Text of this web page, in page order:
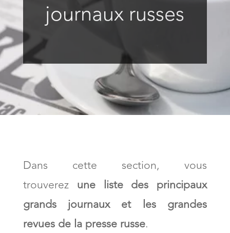
journaux russes
Dans cette section, vous
trouverez une liste des principaux
grands journaux et les grandes
revues de la presse russe.